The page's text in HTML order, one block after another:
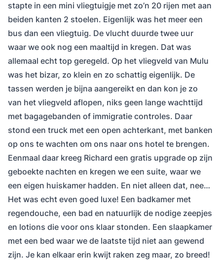
stapte in een mini vliegtuigje met zo’n 20 rijen met aan
beiden kanten 2 stoelen. Eigenlijk was het meer een
bus dan een vliegtuig. De vlucht duurde twee uur
waar we ook nog een maaltijd in kregen. Dat was
allemaal echt top geregeld. Op het vliegveld van Mulu
was het bizar, zo klein en zo schattig eigenlijk. De
tassen werden je bijna aangereikt en dan kon je zo
van het vliegveld aflopen, niks geen lange wachttijd
met bagagebanden of immigratie controles. Daar
stond een truck met een open achterkant, met banken
op ons te wachten om ons naar ons hotel te brengen.
Eenmaal daar kreeg Richard een gratis upgrade op zijn
geboekte nachten en kregen we een suite, waar we
een eigen huiskamer hadden. En niet alleen dat, nee…
Het was echt even goed luxe! Een badkamer met
regendouche, een bad en natuurlijk de nodige zeepjes
en lotions die voor ons klaar stonden. Een slaapkamer
met een bed waar we de laatste tijd niet aan gewend
zijn. Je kan elkaar erin kwijt raken zeg maar, zo breed!